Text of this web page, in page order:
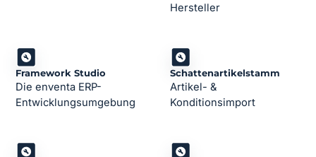
Hersteller
Framework Studio
Die enventa ERP-
Entwicklungsumgebung
Schattenartikelstamm
Artikel- &
Konditionsimport